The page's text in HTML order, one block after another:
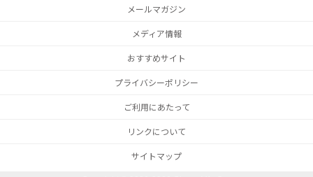
メールマガジン
メディア情報
おすすめサイト
プライバシーポリシー
ご利用にあたって
リンクについて
サイトマップ